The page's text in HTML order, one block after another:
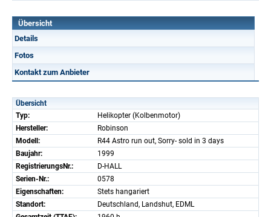
Übersicht
Details
Fotos
Kontakt zum Anbieter
Übersicht
Typ:
Helikopter (Kolbenmotor)
Hersteller:
Robinson
Modell:
R44 Astro run out, Sorry- sold in 3 days
Baujahr:
1999
RegistrierungsNr.:
D-HALL
Serien-Nr.:
0578
Eigenschaften:
Stets hangariert
Standort:
Deutschland, Landshut, EDML